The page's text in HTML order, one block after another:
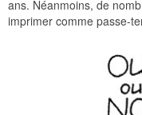
ans. Néanmoins, de
imprimer comme passe-